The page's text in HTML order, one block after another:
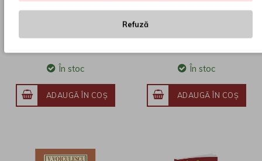
Barbu Ștefănescu
În stoc
ADAUGĂ ÎN COŞ
Ion Luca Caragiale
În stoc
ADAUGĂ ÎN COŞ
Refuză